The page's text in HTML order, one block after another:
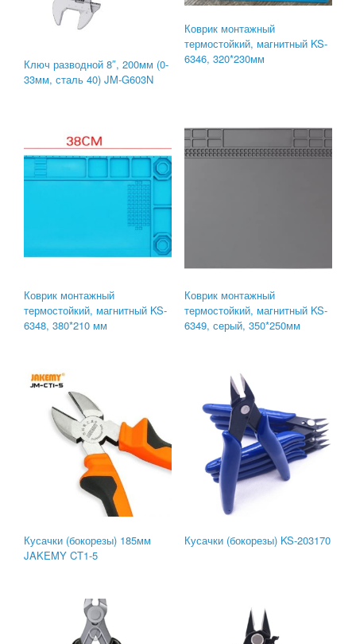
Ключ разводной 8″, 200мм (0-
33мм, сталь 40) JM-G603N
Коврик монтажный
термостойкий, магнитный KS-
6346, 320*230мм
Коврик монтажный
термостойкий, магнитный KS-
6348, 380*210 мм
Коврик монтажный
термостойкий, магнитный KS-
6349, серый, 350*250мм
Кусачки (бокорезы) 185мм
JAKEMY CT1-5
Кусачки (бокорезы) KS-203170